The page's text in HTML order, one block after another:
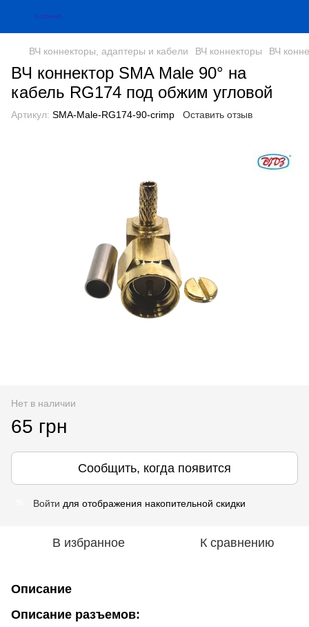
ВЧ коннекторы, адаптеры и кабели ВЧ коннекторы ВЧ
ВЧ коннектор SMA Male 90° на
кабель RG174 под обжим угловой
Артикул: SMA-Male-RG174-90-crimp Оставить отзыв
Нет в наличии
65 грн
Сообщить, когда появится
Войти для отображения накопительной скидки
В избранное К сравнению
Описание
Описание разъемов: